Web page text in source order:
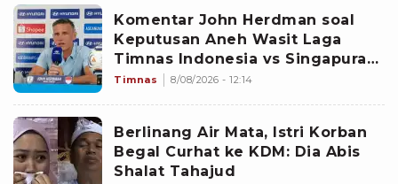
Komentar John Herdman soal
Keputusan Aneh Wasit Laga
Timnas Indonesia vs Singapura
di Piala AFF 2026: Percuma
Timnas 8/08/2026 - 12:14
Berlinang Air Mata, Istri Korban
Begal Curhat ke KDM: Dia Abis
Shalat Tahajud